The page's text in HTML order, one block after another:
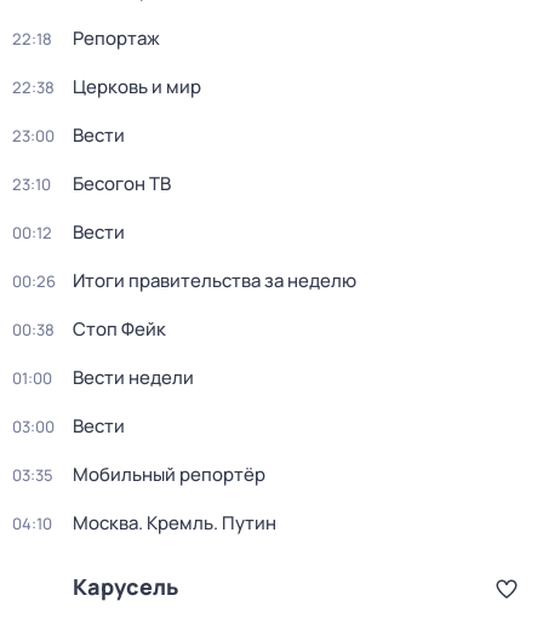
22:18 Репортаж
22:38 Церковь и мир
23:00 Вести
23:10 Бесогон ТВ
00:12 Вести
00:26 Итоги правительства за неделю
00:38 Стоп Фейк
01:00 Вести недели
03:00 Вести
03:35 Мобильный репортёр
04:10 Москва. Кремль. Путин
Карусель